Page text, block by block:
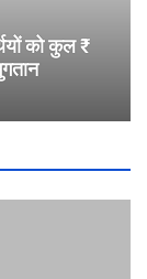
को कुल ₹